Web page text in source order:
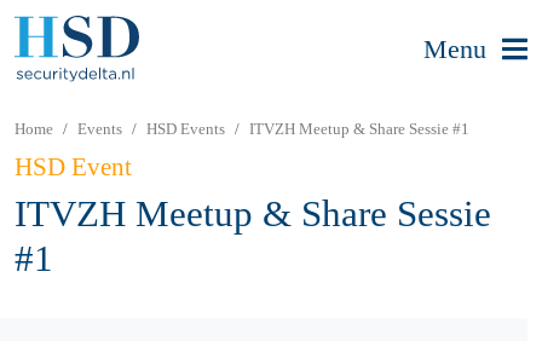
Menu
Home Events HSD Events ITVZH Meetup & Share Sessie #1
HSD Event
ITVZH Meetup & Share Sessie
#1